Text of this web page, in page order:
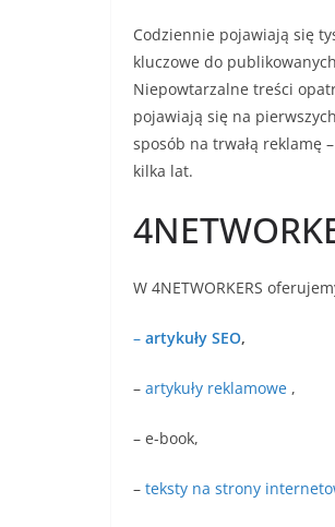
Codziennie pojawiają się
kluczowe do
Niepowtarzalne treści
pojawiają się na
sposób na trwałą reklamę
kilka lat.
W 4NETWORKERS
– artykuły SEO,
– artykuły reklamowe ,
– e-book,
– teksty na strony